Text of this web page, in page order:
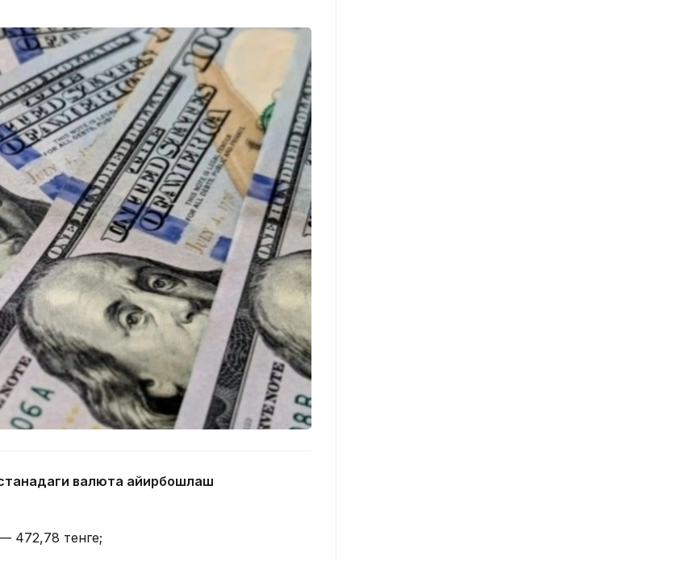
валюта айирбошлаш
472,78 тенге;